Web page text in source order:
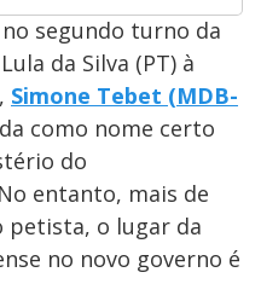
segundo turno da
da Silva (PT) à
Simone Tebet (MDB-
como nome certo
do
entanto, mais de
petista, o lugar da
no novo governo é